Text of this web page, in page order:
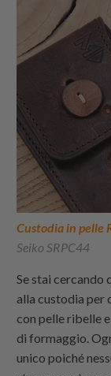
Custodia in pelle
Seiko SRPC44
Se stai cercando
alla custodia per
con pelle ribelle
di formaggio.
unico poiché